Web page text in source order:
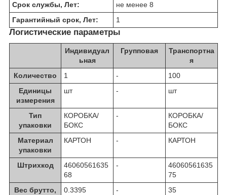
Срок службы, Лет:
не менее 8
Гарантийный срок, Лет:
1
Логистические параметры
Индивидуал
ьная
Групповая
Транспортна
я
Количество
1 -
100
Единицы
измерения
шт - шт
Тип
упаковки
КОРОБКА/
БОКС
-
КОРОБКА/
БОКС
Материал
упаковки
КАРТОН - КАРТОН
Штрихкод
46060561635
68
-
46060561635
75
Вес брутто,
0.3395 - 35